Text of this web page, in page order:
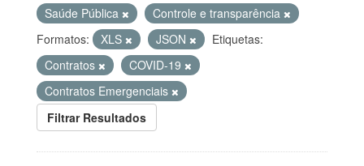
Saúde Pública
Controle e transparência
Formatos:
XLS JSON
Etiquetas:
Contratos
COVID-19
Contratos Emergenciais
Filtrar Resultados